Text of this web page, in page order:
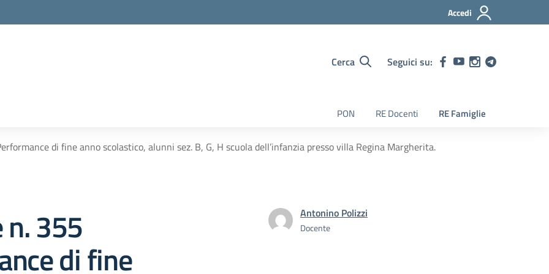
Accedi
Cerca Seguici su:
PON RE Docenti RE Famiglie
di fine anno scolastico, alunni sez. B, G, H scuola dell’infanzia presso villa Regina Margherita.
n. 355
di fine
Antonino Polizzi
Docente